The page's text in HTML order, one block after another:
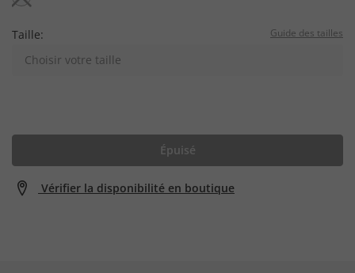
Taille: Guide des tailles
Choisir votre taille
Épuisé
Vérifier la disponibilité en boutique